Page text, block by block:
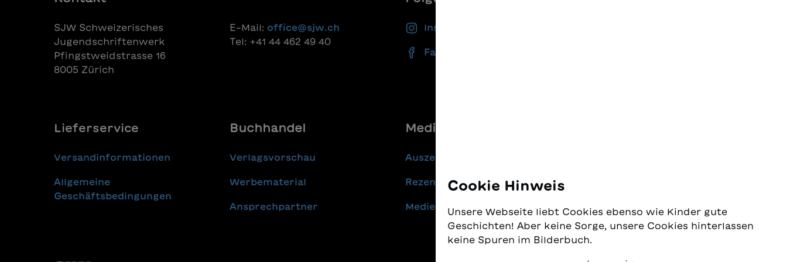
SJW Schweizerisches
Jugendschriftenwerk
Pfingstweidstrasse 16
8005 Zürich
E-Mail: office@sjw.ch
Tel: +41 44 462 49 40
Instagram
Facebook
Lieferservice
Versandinformationen
Allgemeine
Geschäftsbedingungen
Buchhandel
Verlagsvorschau
Werbematerial
Ansprechpartner
Media
Auszeichnungen
Rezensionen
Medienmitteilungen
Cookie Hinweis
Unsere Webseite liebt Cookies ebenso wie Kinder gute
Geschichten! Aber keine Sorge, unsere Cookies hinterlassen
keine Spuren im Bilderbuch.